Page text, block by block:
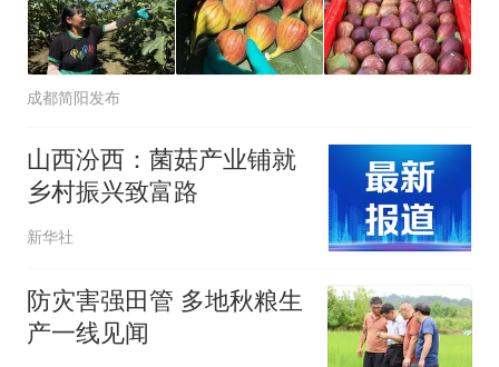
成都简阳发布
山西汾西：菌菇产业铺就
乡村振兴致富路
新华社
防灾害强田管 多地秋粮生
产一线见闻